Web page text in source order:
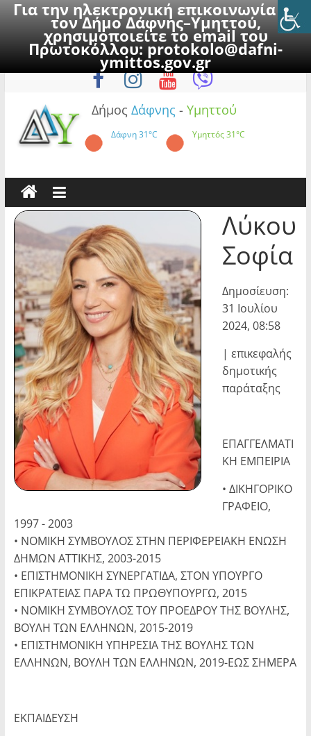
Για την ηλεκτρονική επικοινωνία με
τον Δήμο Δάφνης–Υμηττού,
χρησιμοποιείτε το email του
Πρωτοκόλλου:protokolo@dafni-
ymittos.gov.gr
to
Κυριακή, 9 Αυγούστου 2026
Δήμος Δάφνης - Υμηττού
Δάφνη31°C Υμηττός31°C
Λύκου
Σοφία
Δημοσίευση:
31 Ιουλίου
2024, 08:58
| επικεφαλής
δημοτικής
παράταξης
ΕΠΑΓΓΕΛΜΑΤΙ
ΚΗ ΕΜΠΕΙΡΙΑ
• ΔΙΚΗΓΟΡΙΚΟ
ΓΡΑΦΕΙΟ,
1997 - 2003
• ΝΟΜΙΚΗ ΣΥΜΒΟΥΛΟΣ ΣΤΗΝ ΠΕΡΙΦΕΡΕΙΑΚΗ ΕΝΩΣΗ
ΔΗΜΩΝ ΑΤΤΙΚΗΣ, 2003-2015
• ΕΠΙΣΤΗΜΟΝΙΚΗ ΣΥΝΕΡΓΑΤΙΔΑ, ΣΤΟΝ ΥΠΟΥΡΓΟ
ΕΠΙΚΡΑΤΕΙΑΣ ΠΑΡΑ ΤΩ ΠΡΩΘΥΠΟΥΡΓΩ, 2015
• ΝΟΜΙΚΗ ΣΥΜΒΟΥΛΟΣ ΤΟΥ ΠΡΟΕΔΡΟΥ ΤΗΣ ΒΟΥΛΗΣ,
ΒΟΥΛΗ ΤΩΝ ΕΛΛΗΝΩΝ, 2015-2019
• ΕΠΙΣΤΗΜΟΝΙΚΗ ΥΠΗΡΕΣΙΑ ΤΗΣ ΒΟΥΛΗΣ ΤΩΝ
ΕΛΛΗΝΩΝ, ΒΟΥΛΗ ΤΩΝ ΕΛΛΗΝΩΝ, 2019-ΕΩΣ ΣΗΜΕΡΑ
ΕΚΠΑΙΔΕΥΣΗ